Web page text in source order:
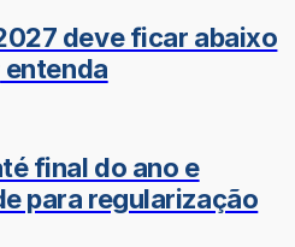
deve ficar abaixo
final do ano e
para regularização